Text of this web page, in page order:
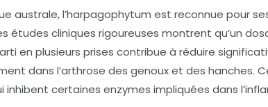
australe, l’harpagophytum est reconnue pour
études cliniques rigoureuses montrent qu’un
en plusieurs prises contribue à réduire
dans l’arthrose des genoux et des hanches.
inhibent certaines enzymes impliquées dans